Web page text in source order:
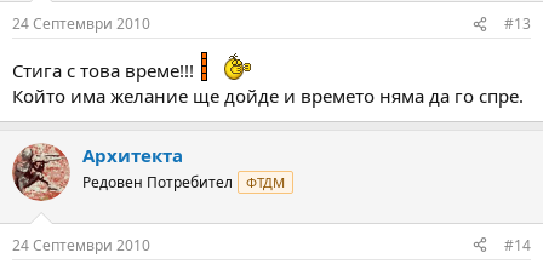
24 Септември 2010 #13
Стига с това време!!!
Който има желание ще дойде и времето няма да го спре.
Архитекта
Редовен Потребител ФТДМ
24 Септември 2010 #14